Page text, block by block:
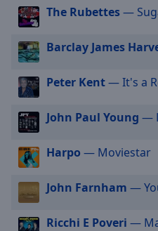
Beginning
dialog
window.
Escape
cancel
and
close
Text
Color
The Rubettes—
Barclay James
Peter Kent— It's a
John Paul Young —
Harpo — Moviestar
John Farnham —
Ricchi E Poveri —